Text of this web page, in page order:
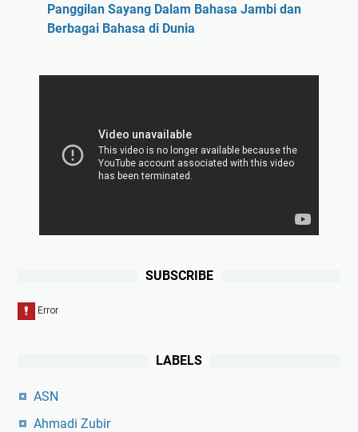
Panggilan Sayang Dalam Bahasa Jambi dan
Berbagai Bahasa di Dunia
SUBSCRIBE
LABELS
ASN
Ahmadi Zubir